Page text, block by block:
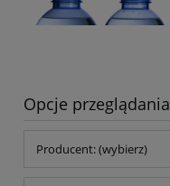
Opcje przeglądania
Producent: (wybierz)